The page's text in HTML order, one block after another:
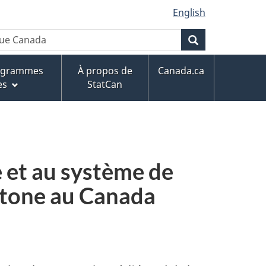
English
Canada
À propos de
StatCan
Canada.ca
au système de
au Canada